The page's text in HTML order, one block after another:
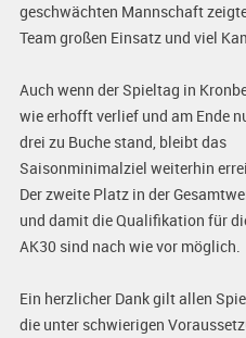
geschwächten Mannschaft
Team großen Einsatz und viel
Auch wenn der Spieltag in
wie erhofft verlief und am Ende
drei zu Buche stand, bleibt das
Saisonminimalziel weiterhin
Der zweite Platz in der
und damit die Qualifikation für
AK30 sind nach wie vor möglich.
Ein herzlicher Dank gilt allen
die unter schwierigen